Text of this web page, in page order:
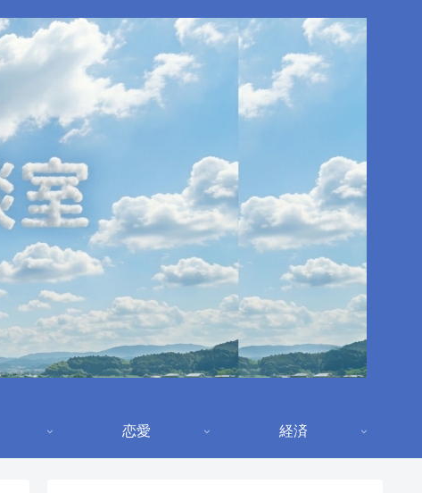
恋愛 経済